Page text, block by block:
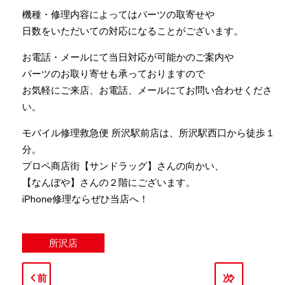
機種・修理内容によってはパーツの取寄せや
日数をいただいての対応になることがございます。
お電話・メールにて当日対応が可能かのご案内や
パーツのお取り寄せも承っておりますので
お気軽にご来店、お電話、メールにてお問い合わせくださ
い。
モバイル修理救急便 所沢駅前店は、所沢駅西口から徒歩１
分。
プロペ商店街【サンドラッグ】さんの向かい、
【なんぼや】さんの２階にございます。
iPhone修理ならぜひ当店へ！
所沢店
前
次